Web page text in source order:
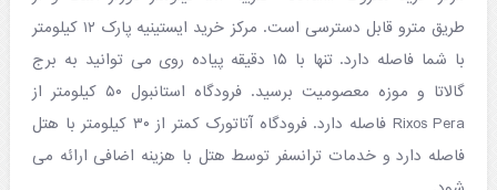
طریق مترو قابل دسترسی است. مرکز خرید ایستینیه پارک ۱۲ کیلومتر
با شما فاصله دارد. تنها با ۱۵ دقیقه پیاده روی می توانید به برج
گالاتا و موزه معصومیت برسید. فرودگاه استانبول ۵۰ کیلومتر از
Rixos Pera فاصله دارد. فرودگاه آتاتورک کمتر از ۳۰ کیلومتر با هتل
فاصله دارد و خدمات ترانسفر توسط هتل با هزینه اضافی ارائه می